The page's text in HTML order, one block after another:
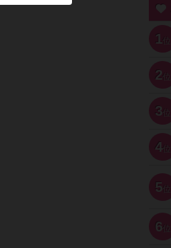
1 位
2 位
3 位
4位
5 位
6 位